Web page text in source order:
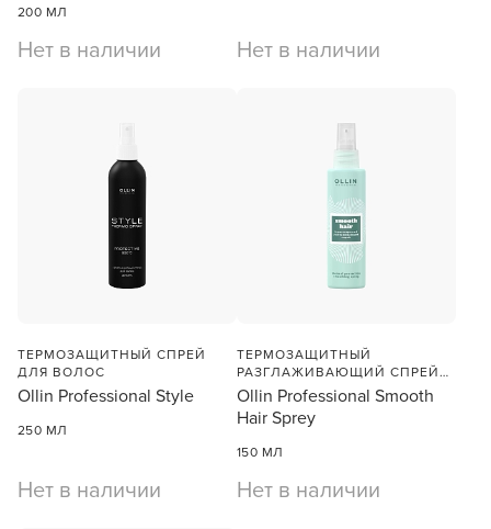
200 МЛ
Нет в наличии Нет в наличии
ТЕРМОЗАЩИТНЫЙ СПРЕЙ
ДЛЯ ВОЛОС
Ollin Professional Style
250 МЛ
Нет в наличии
ТЕРМОЗАЩИТНЫЙ
РАЗГЛАЖИВАЮЩИЙ СПРЕЙ
ДЛЯ ВОЛОС
Ollin Professional Smooth
Hair Sprey
150 МЛ
Нет в наличии